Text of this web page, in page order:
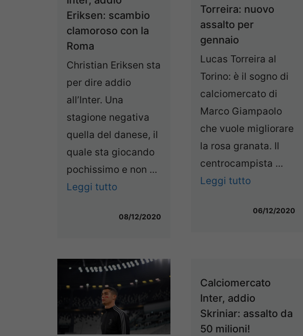
Eriksen: scambio
clamoroso con la
Roma
Christian Eriksen sta
per dire addio
all’Inter. Una
stagione negativa
quella del danese, il
quale sta giocando
pochissimo e non ...
Leggi tutto
08/12/2020
Torreira: nuovo
assalto per
gennaio
Lucas Torreira al
Torino: è il sogno di
calciomercato di
Marco Giampaolo
che vuole migliorare
la rosa granata. Il
centrocampista ...
Leggi tutto
06/12/2020
Calciomercato
Inter, addio
Skriniar: assalto da
50 milioni!